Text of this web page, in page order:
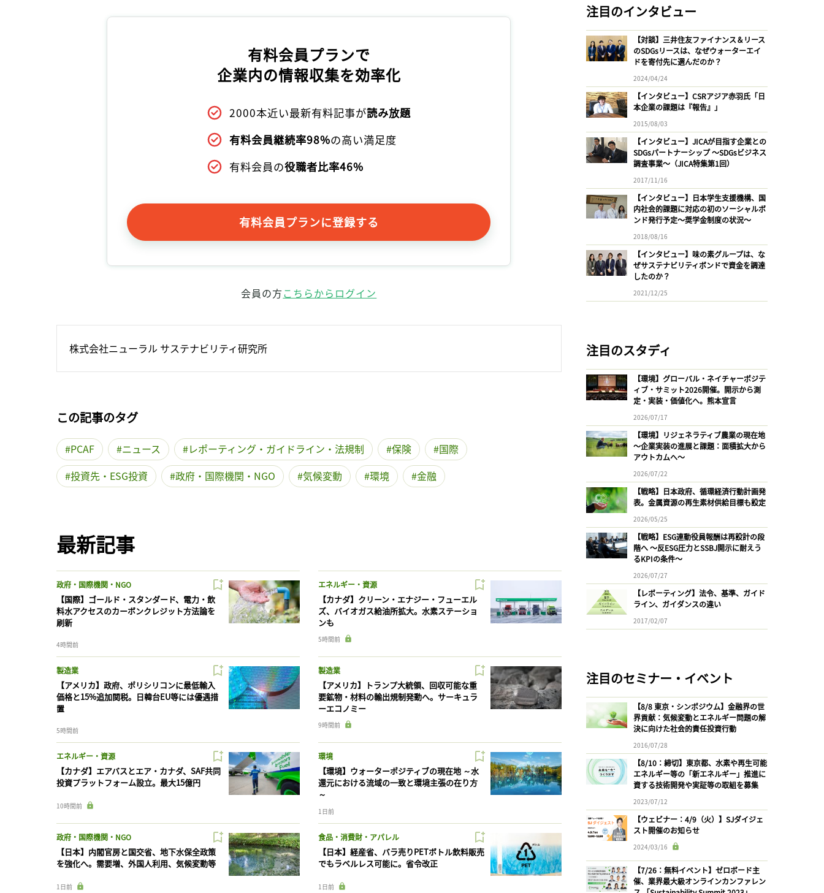
有料会員プランで
企業内の情報収集を効率化
2000本近い最新有料記事が読み放題
有料会員継続率98%の高い満足度
有料会員の役職者比率46%
有料会員プランに登録する
会員の方こちらからログイン
株式会社ニューラル サステナビリティ研究所
この記事のタグ
PCAF ニュース レポーティング・ガイドライン・法規制 保険
国際
投資先・ESG投資
政府・国際機関・NGO 気候変動 環境 金融
最新記事
政府・国際機関・NGO
【国際】ゴールド・スタンダード、電力・飲
料水アクセスのカーボンクレジット方法論を
刷新
4時間前
エネルギー・資源
【カナダ】クリーン・エナジー・フューエル
ズ、バイオガス給油所拡大。水素ステーショ
ンも
5時間前
製造業
【アメリカ】政府、ポリシリコンに最低輸入
価格と15%追加関税。日韓台EU等には優遇措
置
5時間前
製造業
【アメリカ】トランプ大統領、回収可能な重
要鉱物・材料の輸出規制発動へ。サーキュラ
ーエコノミー
9時間前
エネルギー・資源
【カナダ】エアバスとエア・カナダ、SAF共同
投資プラットフォーム設立。最大15億円
10時間前
環境
【環境】ウォーターポジティブの現在地 ～水
還元における流域の一致と環境主張の在り方
～
1日前
政府・国際機関・NGO
【日本】内閣官房と国交省、地下水保全政策
を強化へ。需要増、外国人利用、気候変動等
1日前
食品・消費財・アパレル
【日本】経産省、バラ売りPETボトル飲料販売
でもラベルレス可能に。省令改正
1日前
注目のインタビュー
【対談】三井住友ファイナンス＆リース
のSDGsリースは、なぜウォーターエイ
ドを寄付先に選んだのか？
2024/04/24
【インタビュー】CSRアジア赤羽氏「日
本企業の課題は『報告』」
2015/08/03
【インタビュー】JICAが目指す企業との
SDGsパートナーシップ 〜SDGsビジネス
調査事業〜（JICA特集第1回）
2017/11/16
【インタビュー】日本学生支援機構、国
内社会的課題に対応の初のソーシャルボ
ンド発行予定〜奨学金制度の状況〜
2018/08/16
【インタビュー】味の素グループは、な
ぜサステナビリティボンドで資金を調達
したのか？
2021/12/25
注目のスタディ
【環境】グローバル・ネイチャーポジテ
ィブ・サミット2026開催。開示から測
定・実装・価値化へ。熊本宣言
2026/07/17
【環境】リジェネラティブ農業の現在地
〜企業実装の進展と課題：面積拡大から
アウトカムへ〜
2026/07/22
【戦略】日本政府、循環経済行動計画発
表。金属資源の再生素材供給目標も設定
2026/05/25
【戦略】ESG連動役員報酬は再設計の段
階へ 〜反ESG圧力とSSBJ開示に耐えう
るKPIの条件〜
2026/07/27
【レポーティング】法令、基準、ガイド
ライン、ガイダンスの違い
2017/02/07
注目のセミナー・イベント
【8/8 東京・シンポジウム】金融界の世
界貢献：気候変動とエネルギー問題の解
決に向けた社会的責任投資行動
2016/07/28
【8/10：締切】東京都、水素や再生可能
エネルギー等の「新エネルギー」推進に
資する技術開発や実証等の取組を募集
2023/07/12
【ウェビナー：4/9（火）】SJダイジェ
スト開催のお知らせ
2024/03/16
【7/26：無料イベント】ゼロボード主
催、業界最大級オンラインカンファレン
記事をお気に入りに保存するには
ログイン